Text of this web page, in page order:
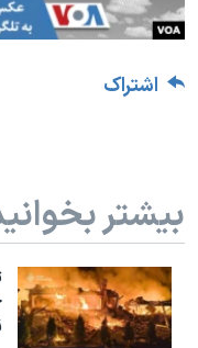
اشتراک
بیشتر